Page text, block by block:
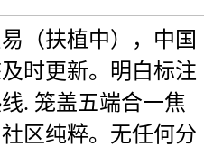
（扶植中），中国
时更新。明白标注
. 笼盖五端合一焦
区纯粹。无任何分